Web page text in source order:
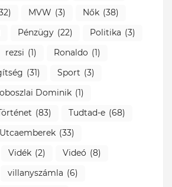
MVW (3) Nők (38)
Pénzügy (22) Politika (3)
rezsi (1) Ronaldo (1)
(31) Sport (3)
Dominik (1)
(83) Tudtad-e (68)
Utcaemberek (33)
Vidék (2) Videó (8)
villanyszámla (6)